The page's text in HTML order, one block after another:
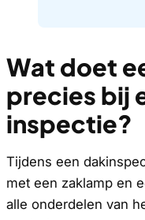
Wat doet
precies bij
inspectie?
Tijdens een
met een zaklamp en
alle onderdelen van